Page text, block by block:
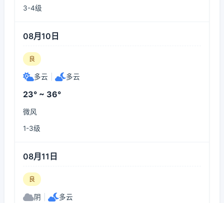
3-4级
08月10日
良
多云 多云
23° ~ 36°
微风
1-3级
08月11日
良
阴 多云